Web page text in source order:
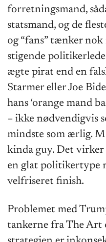
forretningsmand,
statsmand, og de
og “fans” tænker nok
stigende
ægte pirat end en
Starmer eller Joe
hans ‘orange mand
– ikke nødvendigvis
mindste som ærlig.
kinda guy. Det virker
en glat politikertype
velfriseret finish.
Problemet med
tankerne fra The Art